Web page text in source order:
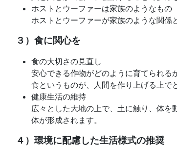
ホストとウーファーは家族のようなもの
ホストとウーファーが家族のような関係
３）食に関心を
食の大切さの見直し
安心できる作物がどのように育てられる
食というものが、人間を作り上げる上で
健康生活の維持
広々とした大地の上で、土に触り、体
体が形成されます。
４）環境に配慮した生活様式の推奨